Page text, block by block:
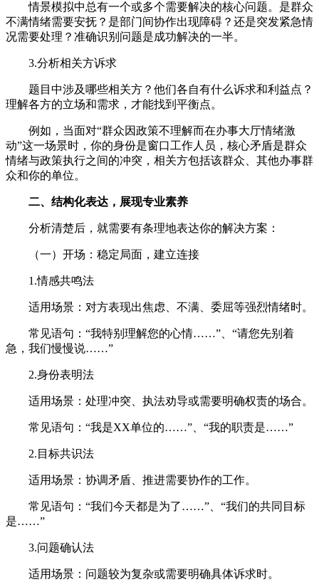
情景模拟中总有一个或多个需要解决的核心问题。是群众
不满情绪需要安抚？是部门间协作出现障碍？还是突发紧急情
况需要处理？准确识别问题是成功解决的一半。
3.分析相关方诉求
题目中涉及哪些相关方？他们各自有什么诉求和利益点？
理解各方的立场和需求，才能找到平衡点。
例如，当面对“群众因政策不理解而在办事大厅情绪激
动”这一场景时，你的身份是窗口工作人员，核心矛盾是群众
情绪与政策执行之间的冲突，相关方包括该群众、其他办事群
众和你的单位。
二、结构化表达，展现专业素养
分析清楚后，就需要有条理地表达你的解决方案：
（一）开场：稳定局面，建立连接
1.情感共鸣法
适用场景：对方表现出焦虑、不满、委屈等强烈情绪时。
常见语句：“我特别理解您的心情……”、“请您先别着
急，我们慢慢说……”
2.身份表明法
适用场景：处理冲突、执法劝导或需要明确权责的场合。
常见语句：“我是XX单位的……”、“我的职责是……”
2.目标共识法
适用场景：协调矛盾、推进需要协作的工作。
常见语句：“我们今天都是为了……”、“我们的共同目标
是……”
3.问题确认法
适用场景：问题较为复杂或需要明确具体诉求时。